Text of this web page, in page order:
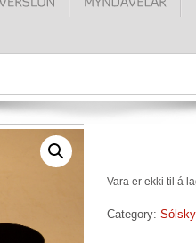
Vara er ekki til á
Category: